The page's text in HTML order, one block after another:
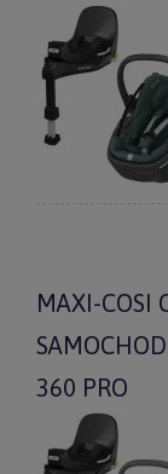
MAXI-COSI
360 PRO